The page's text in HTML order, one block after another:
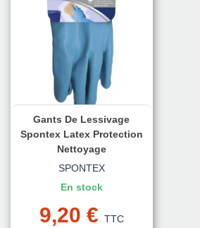
Gants De Lessivage
Spontex Latex Protection
Nettoyage
SPONTEX
En stock
9,20 € TTC